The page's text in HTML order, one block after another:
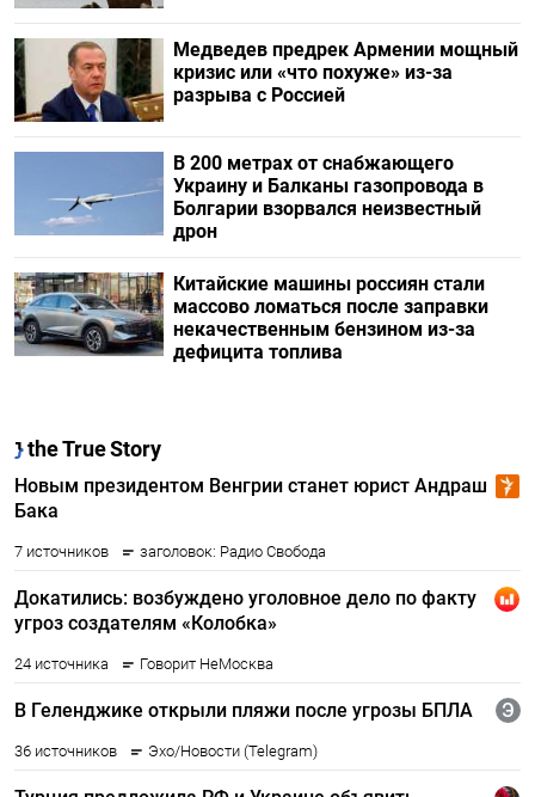
Медведев предрек Армении мощный
кризис или «что похуже» из-за
разрыва с Россией
В 200 метрах от снабжающего
Украину и Балканы газопровода в
Болгарии взорвался неизвестный
дрон
Китайские машины россиян стали
массово ломаться после заправки
некачественным бензином из-за
дефицита топлива